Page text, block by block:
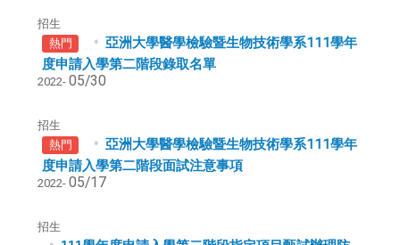
招生
熱門
亞洲大學醫學檢驗暨生物技術學系111學年
度申請入學第二階段錄取名單
2022- 05/30
招生
熱門
亞洲大學醫學檢驗暨生物技術學系111學年
度申請入學第二階段面試注意事項
2022- 05/17
招生